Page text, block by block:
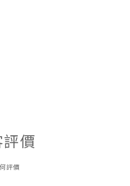
評價
評價